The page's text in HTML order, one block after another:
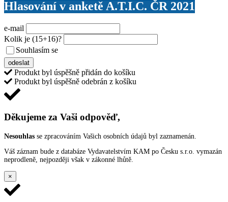
Hlasování v anketě A.T.I.C. ČR 2021
e-mail
Kolik je (15+16)?
Souhlasím se
odeslat
Produkt byl úspěšně přidán do košíku
Produkt byl úspěšně odebrán z košíku
Děkujeme za Vaši odpověď,
Nesouhlas se zpracováním Vašich osobních údajů byl zaznamenán.
Váš záznam bude z databáze Vydavatelstvím KAM po Česku s.r.o. vymazán
neprodleně, nejpozději však v zákonné lhůtě.
×